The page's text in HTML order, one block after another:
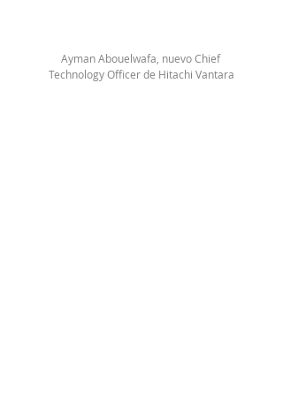
Ayman Abouelwafa, nuevo Chief
Technology Officer de Hitachi Vantara